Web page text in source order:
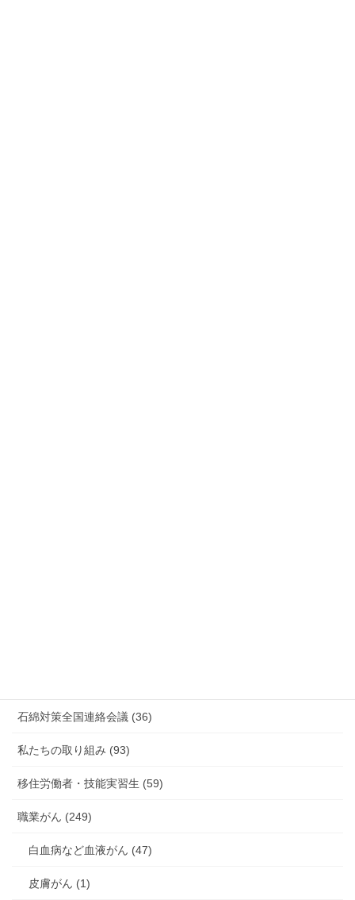
石綿対策全国連絡会議 (36)
私たちの取り組み (93)
移住労働者・技能実習生 (59)
職業がん (249)
白血病など血液がん (47)
皮膚がん (1)